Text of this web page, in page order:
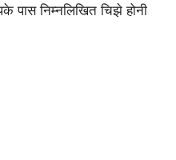
पास निम्नलिखित चिझे होनी